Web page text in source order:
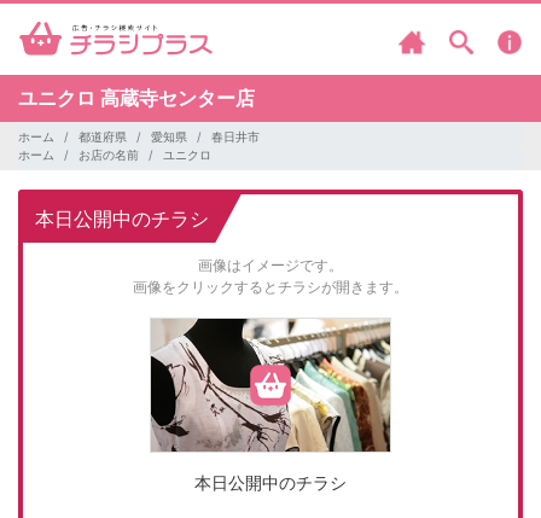
ユニクロ 高蔵寺センター店
ホーム 都道府県 愛知県
春日井市
ホーム
お店の名前 ユニクロ
本日公開中のチラシ
画像はイメージです。
画像をクリックするとチラシが開きます。
本日公開中のチラシ